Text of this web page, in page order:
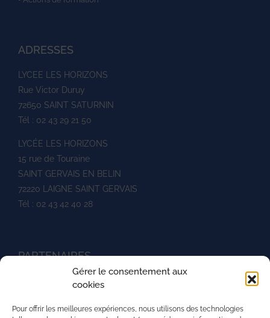
Gérer le consentement aux
cookies
Pour offrir les meilleures expériences, nous utilisons des technologies
ADRESSES
LYCEE LES HORIZONS
Rue Victor Duruy
72650 SAINT SATURNIN
Tél : 02 43 29 21 50
LYCÉE LES HORIZONS
15 rue de Touraine
SAINT GERVAIS EN BELIN
72220 LAIGNE SAINT GERVAIS
Tél : 02 43 42 40 28
PARTENAIRES